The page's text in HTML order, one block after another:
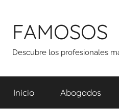
contenido
FAMOSOS
Descubre los profesionales
Inicio Abogados